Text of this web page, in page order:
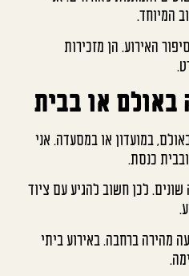
המיוחד.
האירוע. הן מזכירות
או בבית
במועדון או במסעדה. אני
כנסת.
לכן חשוב להגיע עם ציוד
מהירה ברחבה. באירוע ביתי